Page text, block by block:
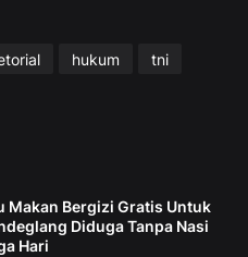
hukum
tni
Makan Bergizi Gratis Untuk
Diduga Tanpa Nasi
Hari